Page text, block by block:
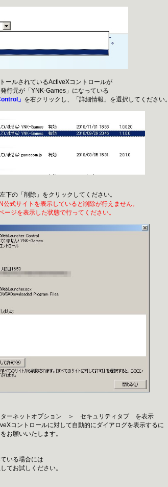
ールされているActiveXコントロールが
元が「YNK-Games」になっている
」 を右クリックし、「詳細情報」を選択してください。
の「削除」をクリックしてください。
式サイトを表示していると削除が行えません。
ジを表示した状態で行ってください。
ーネットオプション ＞ セキュリティタブ を表示
コントロールに対して自動的にダイアログを表示するに
お願いいたします。
いる場合には
てお試しください。